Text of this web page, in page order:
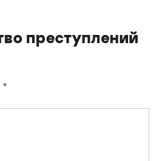
преступлений
*